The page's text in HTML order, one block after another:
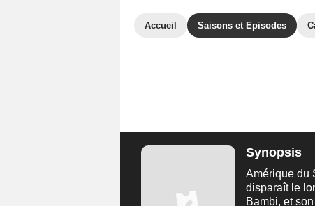
Accueil Saisons et Episodes
Synopsis
Amérique du
disparaît le
Bambi, et